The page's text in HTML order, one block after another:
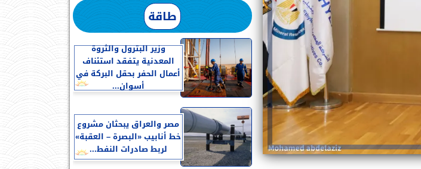
طاقة
وزير البترول والثروة
المعدنية يتفقد استئناف
أعمال الحفر بحقل البركة في
أسوان...
مصر والعراق يبحثان مشروع
خط أنابيب «البصرة – العقبة»
لربط صادرات النفط...